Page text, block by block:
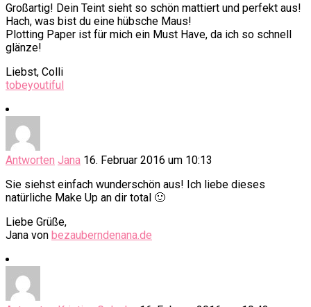
Großartig! Dein Teint sieht so schön mattiert und perfekt aus!
Hach, was bist du eine hübsche Maus!
Plotting Paper ist für mich ein Must Have, da ich so schnell
glänze!
Liebst, Colli
tobeyoutiful
Antworten Jana 16. Februar 2016 um 10:13
Sie siehst einfach wunderschön aus! Ich liebe dieses
natürliche Make Up an dir total 🙂
Liebe Grüße,
Jana von bezauberndenana.de